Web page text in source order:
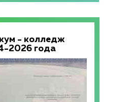
- колледж
2026 года